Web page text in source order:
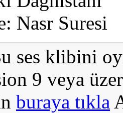
Nasr Suresi
ses klibini
9 veya
buraya tıkla